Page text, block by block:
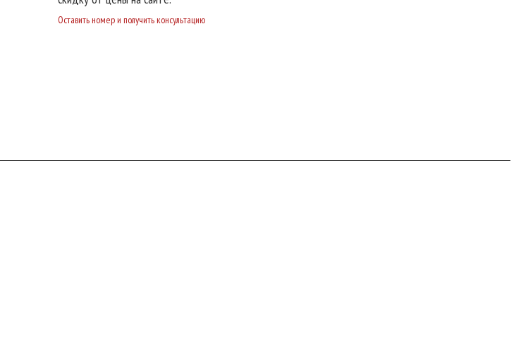
Оставить номер и получить консультацию